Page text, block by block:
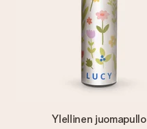
Ylellinen juomapullo